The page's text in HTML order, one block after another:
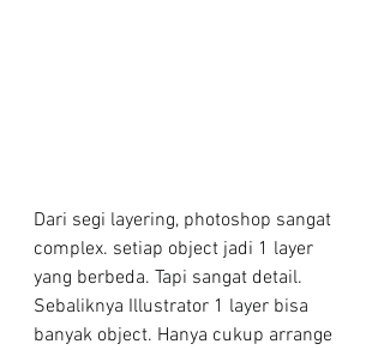
Dari segi layering, photoshop sangat
complex. setiap object jadi 1 layer
yang berbeda. Tapi sangat detail.
Sebaliknya Illustrator 1 layer bisa
banyak object. Hanya cukup arrange